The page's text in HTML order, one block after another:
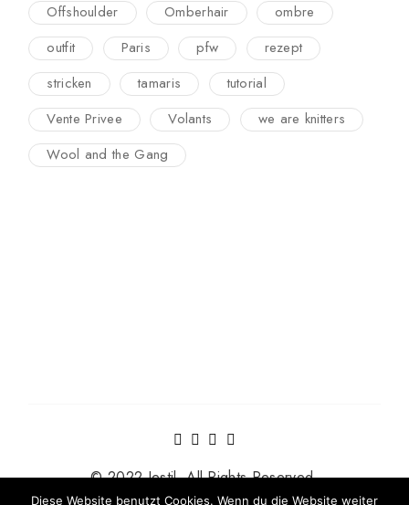
Offshoulder
Omberhair
ombre
outfit
Paris pfw
rezept
stricken
tamaris
tutorial
Vente Privee
Volants
we are knitters
Wool and the Gang
© 2022 Jestil. All Rights Reserved.
Diese Website benutzt Cookies. Wenn du die Website weiter